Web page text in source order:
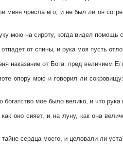
меня чресла его, и не был ли он
мою на сироту, когда видел помощь
от спины, и рука моя пусть
наказание от Бога: пред величием
опору мою и говорил ли
богатство мое было велико, и что
оно сияет, и на луну, как она
тайне сердца моего, и целовали ли